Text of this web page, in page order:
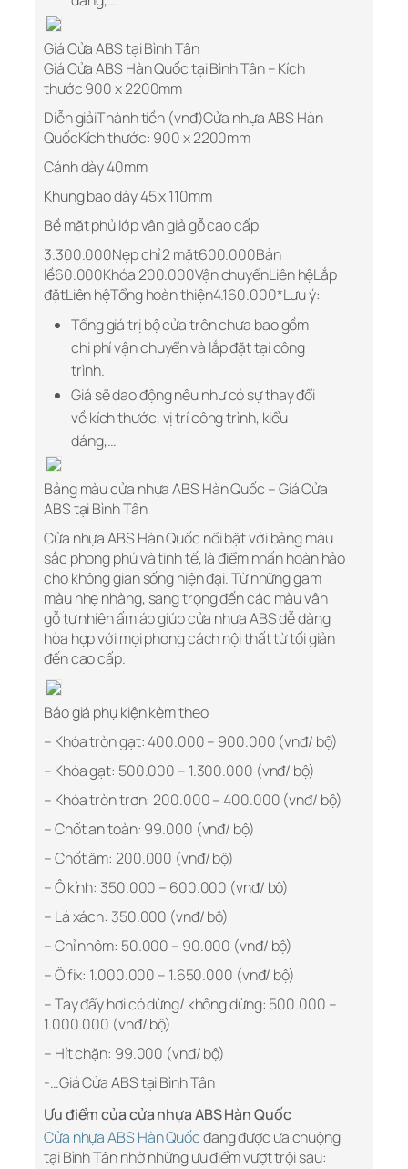
Giá Cửa ABS tại Bình Tân
Giá Cửa ABS Hàn Quốc tại Bình Tân – Kích
thước 900 x 2200mm
Diễn giảiThành tiền (vnđ)Cửa nhựa ABS Hàn
QuốcKích thước: 900 x 2200mm
Cánh dày 40mm
Khung bao dày 45 x 110mm
Bề mặt phủ lớp vân giả gỗ cao cấp
3.300.000Nẹp chỉ 2 mặt600.000Bản
lề60.000Khóa 200.000Vận chuyểnLiên hệLắp
đặtLiên hệTổng hoàn thiện4.160.000*Lưu ý:
Tổng giá trị bộ cửa trên chưa bao gồm
chi phí vận chuyển và lắp đặt tại công
trình.
Giá sẽ dao động nếu như có sự thay đổi
về kích thước, vị trí công trình, kiểu
dáng,…
Bảng màu cửa nhựa ABS Hàn Quốc –Giá Cửa
ABS tại Bình Tân
Cửa nhựa ABS Hàn Quốc nổi bật với bảng màu
sắc phong phú và tinh tế, là điểm nhấn hoàn hảo
cho không gian sống hiện đại. Từ những gam
màu nhẹ nhàng, sang trọng đến các màu vân
gỗ tự nhiên ấm áp giúp cửa nhựa ABS dễ dàng
hòa hợp với mọi phong cách nội thất từ tối giản
đến cao cấp.
Báo giá phụ kiện kèm theo
– Khóa tròn gạt: 400.000 – 900.000 (vnđ/ bộ)
– Khóa gạt: 500.000 – 1.300.000 (vnđ/ bộ)
– Khóa tròn trơn: 200.000 – 400.000 (vnđ/ bộ)
– Chốt an toàn: 99.000 (vnđ/ bộ)
– Chốt âm: 200.000 (vnđ/ bộ)
– Ô kính: 350.000 – 600.000 (vnđ/ bộ)
– Lá xách: 350.000 (vnđ/ bộ)
– Chỉ nhôm: 50.000 – 90.000 (vnđ/ bộ)
– Ô fix: 1.000.000 – 1.650.000 (vnđ/ bộ)
– Tay đẩy hơi có dừng/ không dừng: 500.000 –
1.000.000 (vnđ/ bộ)
– Hít chặn: 99.000 (vnđ/ bộ)
-…Giá Cửa ABS tại Bình Tân
Ưu điểm của cửa nhựa ABS Hàn Quốc
Cửa nhựa ABS Hàn Quốcđang được ưa chuộng
tại Bình Tân nhờ những ưu điểm vượt trội sau: